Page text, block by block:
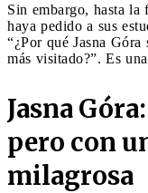
Sin embargo, hasta la
haya pedido a sus
“¿Por qué Jasna
más visitado?”. Es
Jasna
pero con
milagrosa